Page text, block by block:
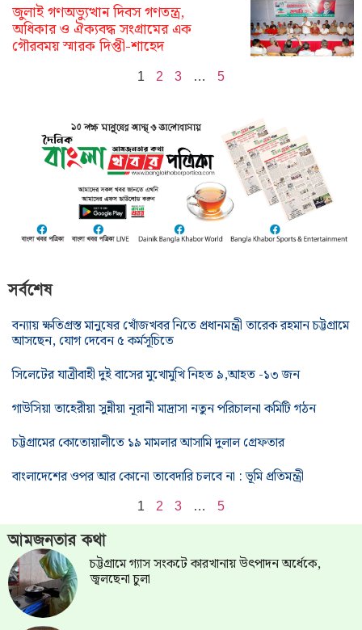
জুলাই গণঅভ্যুত্থান দিবস গণতন্ত্র,
অধিকার ও ঐক্যবদ্ধ সংগ্রামের এক
গৌরবময় স্মারক দিপ্তী-শাহেদ
1 2 3 … 5
সর্বশেষ
বন্যায় ক্ষতিগ্রস্ত মানুষের খোঁজখবর নিতে প্রধানমন্ত্রী তারেক রহমান চট্টগ্রামে
আসছেন, যোগ দেবেন ৫ কর্মসূচিতে
সিলেটের যাত্রীবাহী দুই বাসের মুখোমুখি নিহত ৯,আহত -১৩ জন
গাউসিয়া তাহেরীয়া সুন্নীয়া নূরানী মাদ্রাসা নতুন পরিচালনা কমিটি গঠন
চট্টগ্রামের কোতোয়ালীতে ১৯ মামলার আসামি দুলাল গ্রেফতার
বাংলাদেশের ওপর আর কোনো তাবেদারি চলবে না : ভূমি প্রতিমন্ত্রী
1 2 3 … 5
আমজনতার কথা
চট্টগ্রামে গ্যাস সংকটে কারখানায় উৎপাদন অর্ধেকে,
জ্বলছেনা চুলা